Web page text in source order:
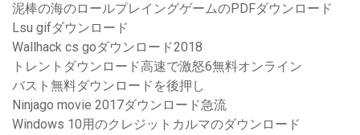
泥棒の海のロールプレイングゲームのPDFダウンロード
Lsu gifダウンロード
Wallhack cs goダウンロード2018
トレントダウンロード高速で激怒6無料オンライン
バスト無料ダウンロードを後押し
Ninjago movie 2017ダウンロード急流
Windows 10用のクレジットカルマのダウンロード